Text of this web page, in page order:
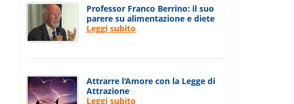
Professor Franco Berrino: il suo
parere su alimentazione e diete
Leggi subito
Attrarre l'Amore con la Legge di
Attrazione
Leggi subito